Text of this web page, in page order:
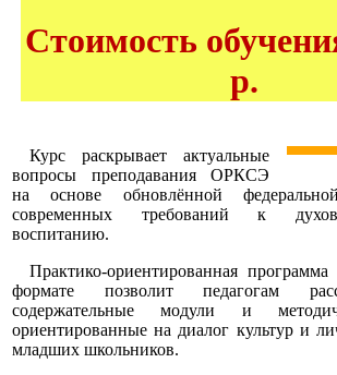
Стоимость
р.
Курс раскрывает актуальные
вопросы преподавания ОРКСЭ
на основе обновлённой
современных требований к
воспитанию.
Практико-ориентированная
формате позволит педагогам
содержательные модули и
ориентированные на диалог культур и
младших школьников.